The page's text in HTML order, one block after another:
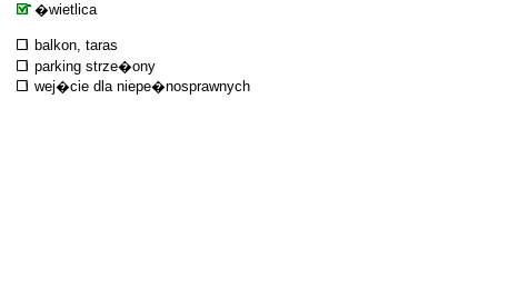
�wietlica
balkon, taras
parking strze�ony
wej�cie dla niepe�nosprawnych